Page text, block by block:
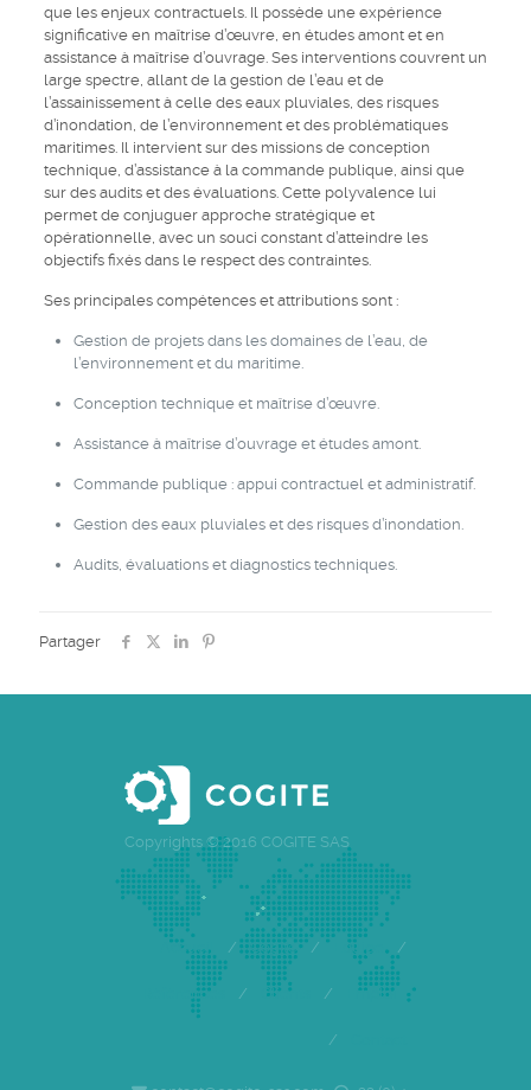
que les enjeux contractuels. Il possède une expérience
significative en maîtrise d’œuvre, en études amont et en
assistance à maîtrise d’ouvrage. Ses interventions couvrent un
large spectre, allant de la gestion de l’eau et de
l’assainissement à celle des eaux pluviales, des risques
d’inondation, de l’environnement et des problématiques
maritimes. Il intervient sur des missions de conception
technique, d’assistance à la commande publique, ainsi que
sur des audits et des évaluations. Cette polyvalence lui
permet de conjuguer approche stratégique et
opérationnelle, avec un souci constant d’atteindre les
objectifs fixés dans le respect des contraintes.
Ses principales compétences et attributions sont :
Gestion de projets dans les domaines de l’eau, de
l’environnement et du maritime.
Conception technique et maîtrise d’œuvre.
Assistance à maîtrise d’ouvrage et études amont.
Commande publique : appui contractuel et administratif.
Gestion des eaux pluviales et des risques d’inondation.
Audits, évaluations et diagnostics techniques.
Partager
Copyrights © 2016 COGITE SAS
Accueil / Cogite / Equipe /
Références / Clients / Emploi
/